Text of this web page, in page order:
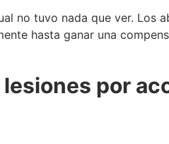
no tuvo nada que ver. Los
hasta ganar una
por